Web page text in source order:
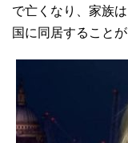
で亡くなり、家族
国に同居すること